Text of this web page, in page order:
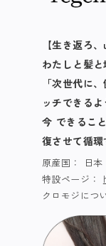
【生き返ろ、
わたしと髪と
「次世代に
ッチできる
今 できるこ
復させて循環
原産国：
日本
特設ページ：
クロモジにつ